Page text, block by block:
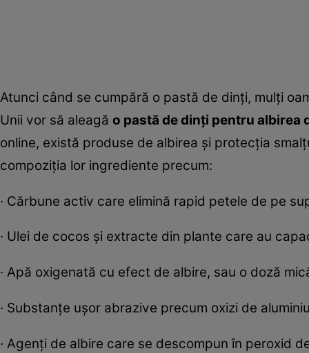
Atunci când se cumpără o pastă de dinți, mulți
Unii vor să aleagă o pastă de dinți pentru albirea
online, există produse de albirea și protecția
compoziția lor ingrediente precum:
· Cărbune activ care elimină rapid petele de pe
· Ulei de cocos și extracte din plante care au
· Apă oxigenată cu efect de albire, sau o doză
· Substanțe ușor abrazive precum oxizi de
· Agenți de albire care se descompun în peroxid